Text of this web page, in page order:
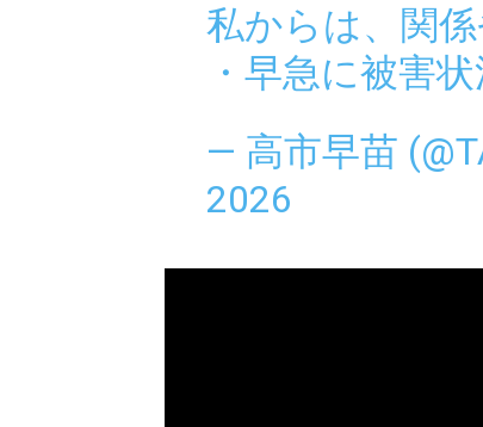
私からは、関係
・早急に被害
— 高市早苗
2026